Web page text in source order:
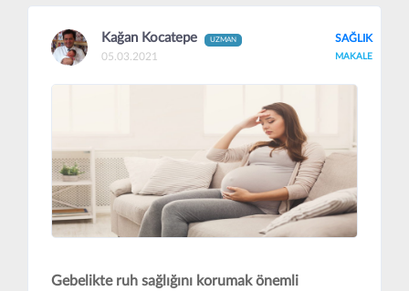
Kağan Kocatepe UZMAN
05.03.2021
SAĞLIK
MAKALE
Gebelikte ruh sağlığını korumak önemli